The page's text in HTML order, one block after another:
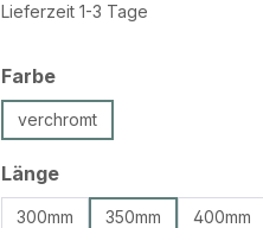
Lieferzeit 1-3 Tage
Farbeauswählen
verchromt
Längeauswählen
300mm 350mm 400mm